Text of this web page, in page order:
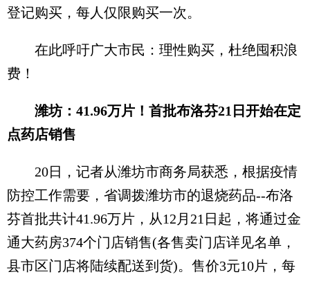
登记购买，每人仅限购买一次。
在此呼吁广大市民：理性购买，杜绝囤积浪
费！
潍坊：41.96万片！首批布洛芬21日开始在定
点药店销售
20日，记者从潍坊市商务局获悉，根据疫情
防控工作需要，省调拨潍坊市的退烧药品--布洛
芬首批共计41.96万片，从12月21日起，将通过金
通大药房374个门店销售(各售卖门店详见名单，
县市区门店将陆续配送到货)。售价3元10片，每